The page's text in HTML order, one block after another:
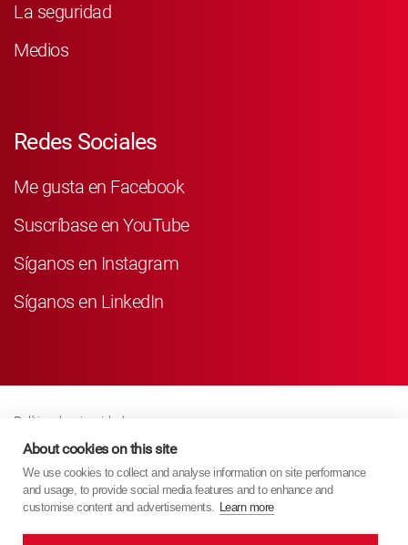
La seguridad
Medios
Redes Sociales
Me gusta en Facebook
Suscríbase en YouTube
Síganos en Instagram
Síganos en LinkedIn
Política de privacidad
Business Partner Privacy
Política De Cookies
Modern Slavery Act Policy
About cookies on this site
We use cookies to collect and analyse information on site performance
and usage, to provide social media features and to enhance and
customise content and advertisements. Learn more